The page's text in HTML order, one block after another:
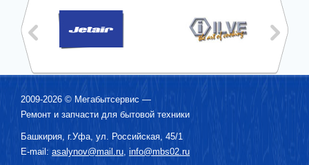
2009-2026 © Мегабытсервис —
Ремонт и запчасти для бытовой техники
Башкирия, г.Уфа, ул. Российская, 45/1
E-mail: asalynov@mail.ru, info@mbs02.ru